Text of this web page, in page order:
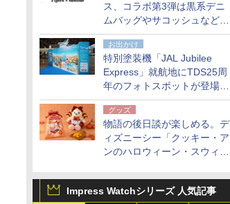
ス、コラボ第3弾は黒系デニ
ムバッグやサコッシュなど6
点。8月21日オンラインスト
アで発売
お出かけ
特別塗装機「JAL Jubilee
Express」就航地にTDS25周
年のフォトスポットが登場。
10月末まで青森空港に
グッズ
物語の後日談が楽しめる。デ
ィズニーシー「クッキー・ア
ンのハロウィーン・スウィー
開
Impress Watchシリーズ 人気記事